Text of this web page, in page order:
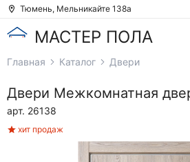
Тюмень, Мельникайте 138а
МАСТЕР ПОЛА
Главная Каталог Двери
Двери Межкомнатная
арт. 26138
хит продаж